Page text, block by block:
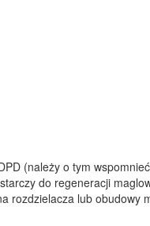
(należy o tym
do regeneracji
rozdzielacza lub obudowy